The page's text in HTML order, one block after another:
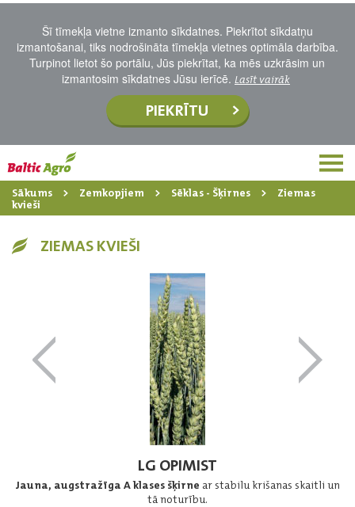
Šī tīmekļa vietne izmanto sīkdatnes. Piekrītot sīkdatņu
izmantošanai, tiks nodrošināta tīmekļa vietnes optimāla darbība.
Turpinot lietot šo portālu, Jūs piekrītat, ka mēs uzkrāsim un
izmantosim sīkdatnes Jūsu ierīcē. Lasīt vairāk
PIEKRĪTU
Sākums Zemkopjiem Sēklas - Šķirnes
Ziemas
kvieši
ZIEMAS KVIEŠI
LG OPIMIST
Jauna, augstražīga A klases šķirne ar stabilu krišanas skaitli un
tā noturību.